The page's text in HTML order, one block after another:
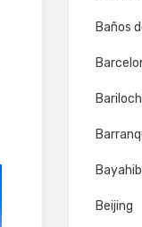
Baños
Beijing